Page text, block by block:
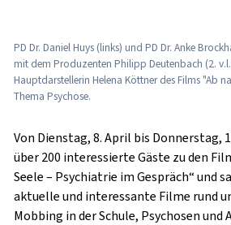
PD Dr. Daniel Huys (links) und PD Dr. Anke
mit dem Produzenten Philipp Deutenbach (2.
Hauptdarstellerin Helena Köttner des Films "Ab
Thema Psychose.
Von Dienstag, 8. April bis Donnerstag,
über 200 interessierte Gäste zu den
Seele – Psychiatrie im Gespräch“und
aktuelle und interessante Filme rund
Mobbing in der Schule, Psychosen und